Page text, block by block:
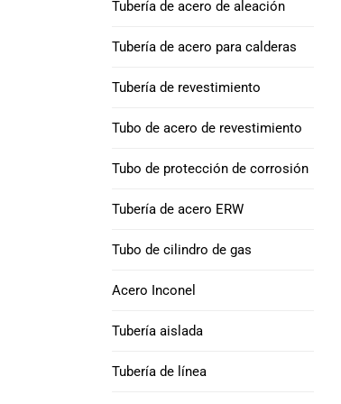
Tubo de perforación y
API 5DP
Collar de perforación |
Tubo de revestimiento
TUBERÍA
Tubería de
aleado y acero inoxidable
Tubería de acero de aleación
Tubería de acero para calderas
Tubería de revestimiento
Tubo de acero de revestimiento
Tubo de protección de corrosión
Tubería de acero ERW
Tubo de cilindro de gas
Acero Inconel
Tubería aislada
Tubería de línea